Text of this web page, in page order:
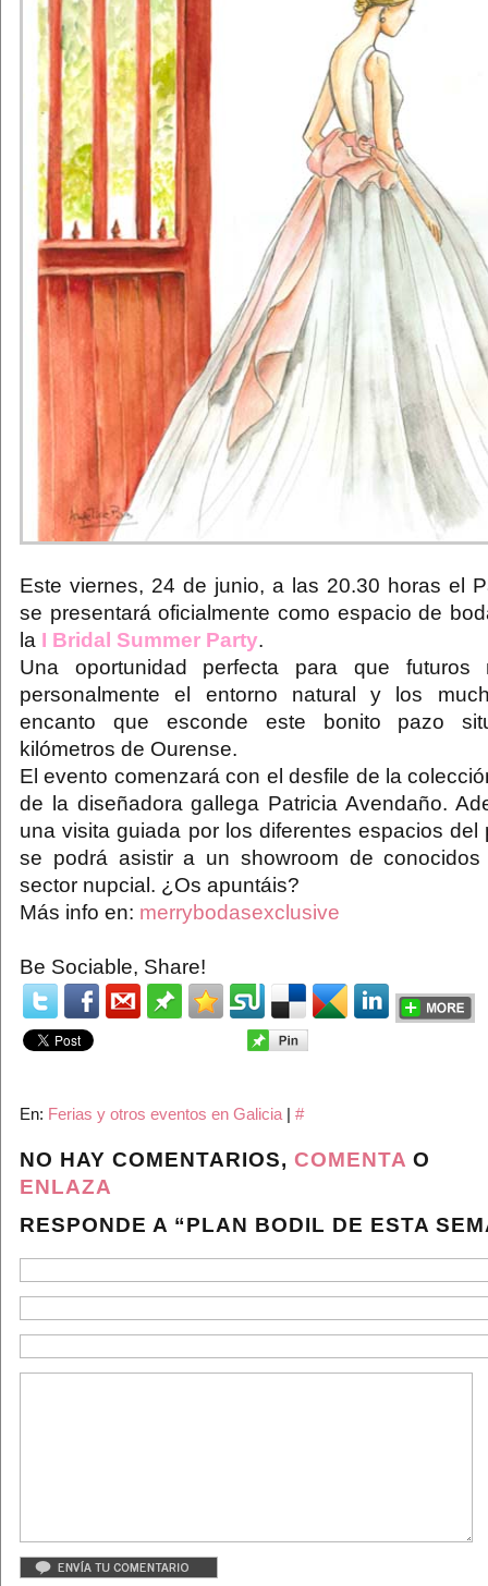
Este viernes, 24 de junio, a las 20.30 horas el
se presentará oficialmente como espacio de
la I Bridal Summer Party.
Una oportunidad perfecta para que futuros
personalmente el entorno natural y los
encanto que esconde este bonito pazo
kilómetros de Ourense.
El evento comenzará con el desfile de la
de la diseñadora gallega Patricia Avendaño.
una visita guiada por los diferentes espacios
se podrá asistir a un showroom de conocidos
sector nupcial. ¿Os apuntáis?
Más info en: merrybodasexclusive
Be Sociable, Share!
En: Ferias y otros eventos en Galicia | #
NO HAY COMENTARIOS, COMENTA O
ENLAZA
RESPONDE A “PLAN BODIL DE ESTA